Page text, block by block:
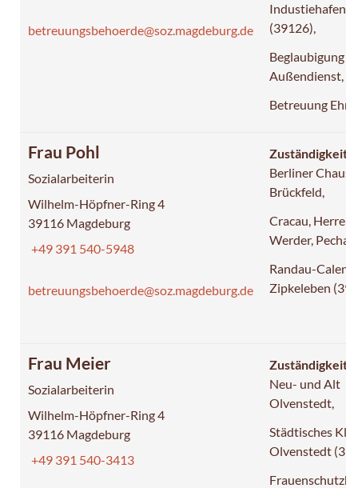
betreuungsbehoerde@soz.magdeburg.de
Industiehafen
(39126),
Beglaubigung
Außendienst,
Betreuung
Frau Pohl
Sozialarbeiterin
Wilhelm-Höpfner-Ring 4
39116 Magdeburg
+49 391 540-5948
betreuungsbehoerde@soz.magdeburg.de
Zuständigkeit:
Berliner
Brückfeld,
Cracau,
Werder, Pechau,
Randau-
Zipkeleben
Frau Meier
Sozialarbeiterin
Wilhelm-Höpfner-Ring 4
39116 Magdeburg
+49 391 540-3413
Zuständigkeit:
Neu- und Alt
Olvenstedt,
Städtisches
Olvenstedt